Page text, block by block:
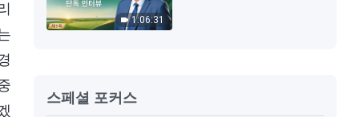
1:06:31
스페셜 포커스